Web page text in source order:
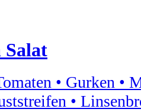
Salat
• Gurken •
•